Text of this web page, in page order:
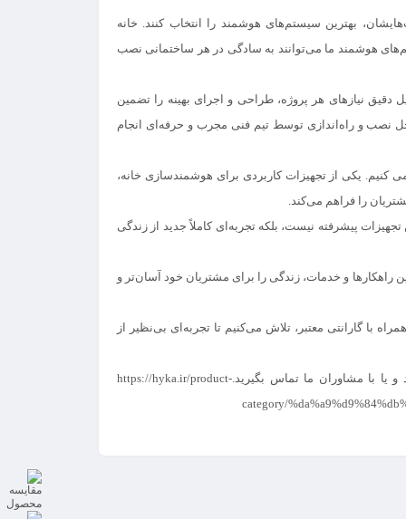
بهترین سیستم‌های هوشمند را انتخاب کنند. خانه
هوشمند ما می‌توانند به سادگی در هر ساختمانی نصب
نیازهای هر پروژه، طراحی و اجرای بهینه را تضمین
نصب و راه‌اندازی توسط تیم فنی مجرب و حرفه‌ای انجام
کنیم. یکی از تجهیزات کاربردی برای هوشمندسازی خانه،
را فراهم می‌کند.
پیشرفته نیست، بلکه تجربه‌ای کاملاً جدید از زندگی
راهکارها و خدمات، زندگی را برای مشتریان خود آسان‌تر و
با گارانتی معتبر، تلاش می‌کنیم تا تجربه‌ای بی‌نظیر از
برای کسب اطلاعات بیشتر و مشاهده محصولات و نمونه پروژه‌های انجام شده توسط هایکا، می‌توانید در وبسایت شرکت جست و جو کنید و یا با مشاوران ما تماس بگیرید.https://hyka.ir/product-
category/